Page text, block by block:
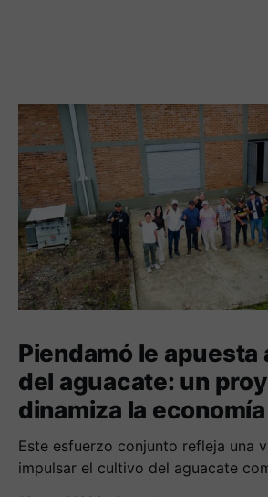
Piendamó le apuesta
del aguacate: un
dinamiza la
Este esfuerzo conjunto refleja una
impulsar el cultivo del aguacate